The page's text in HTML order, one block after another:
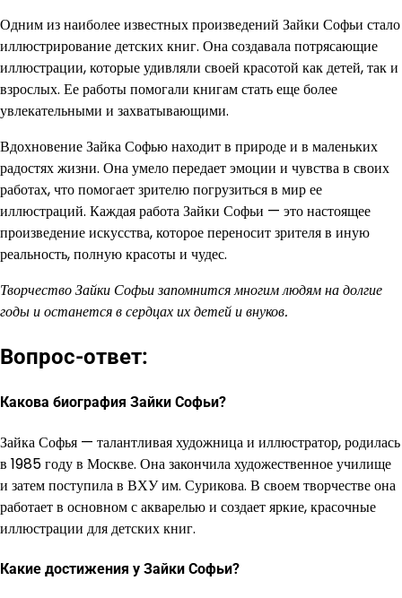
Одним из наиболее известных произведений Зайки Софьи стало
иллюстрирование детских книг. Она создавала потрясающие
иллюстрации, которые удивляли своей красотой как детей, так и
взрослых. Ее работы помогали книгам стать еще более
увлекательными и захватывающими.
Вдохновение Зайка Софью находит в природе и в маленьких
радостях жизни. Она умело передает эмоции и чувства в своих
работах, что помогает зрителю погрузиться в мир ее
иллюстраций. Каждая работа Зайки Софьи — это настоящее
произведение искусства, которое переносит зрителя в иную
реальность, полную красоты и чудес.
Творчество Зайки Софьи запомнится многим людям на долгие
годы и останется в сердцах их детей и внуков.
Вопрос-ответ:
Какова биография Зайки Софьи?
Зайка Софья — талантливая художница и иллюстратор, родилась
в 1985 году в Москве. Она закончила художественное училище
и затем поступила в ВХУ им. Сурикова. В своем творчестве она
работает в основном с акварелью и создает яркие, красочные
иллюстрации для детских книг.
Какие достижения у Зайки Софьи?